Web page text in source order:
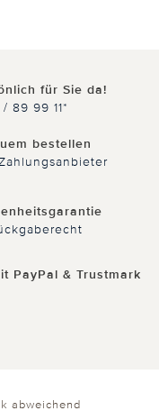
für Sie da!
89 99 11*
bestellen
PayPal & Trustmark
abweichend